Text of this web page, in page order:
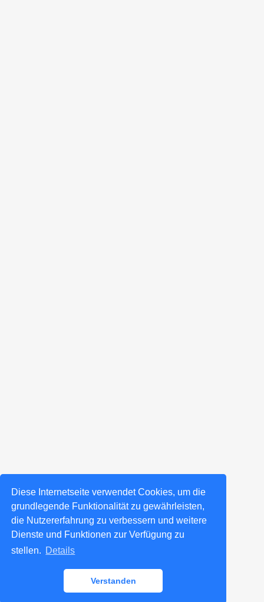
Diese Internetseite verwendet Cookies, um die
grundlegende Funktionalität zu gewährleisten,
die Nutzererfahrung zu verbessern und weitere
Dienste und Funktionen zur Verfügung zu
stellen. Details
Verstanden